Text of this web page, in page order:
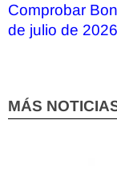
Comprobar
de julio de 2026
MÁS